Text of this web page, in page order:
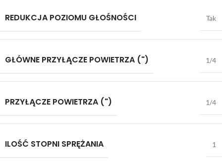
REDUKCJA POZIOMU GŁOŚNOŚCI Tak
GŁÓWNE PRZYŁĄCZE POWIETRZA (") 1/4
PRZYŁĄCZE POWIETRZA (") 1/4
ILOŚĆ STOPNI SPRĘŻANIA 1